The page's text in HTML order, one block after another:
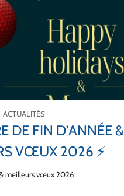
ACTUALITÉS
DE FIN D’ANNÉE &
VŒUX 2026 ⚡
meilleurs vœux 2026